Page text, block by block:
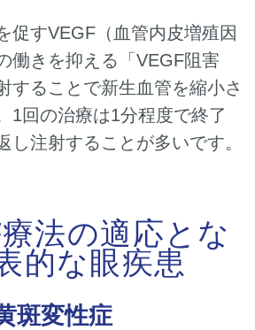
促すVEGF（血管内皮増殖因
働きを抑える「VEGF阻害
することで新生血管を縮小さ
1回の治療は1分程度で終了
し注射することが多いです。
法の適応とな
的な眼疾患
斑変性症